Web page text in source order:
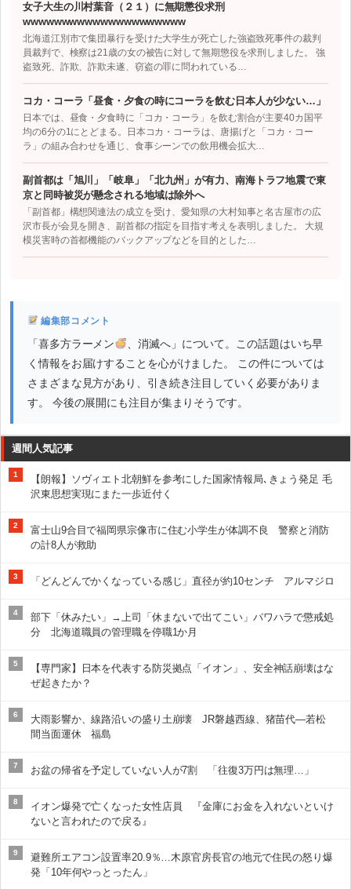
女子大生の川村葉音（２１）に無期懲役求刑
wwwwwwwwwwwwwwwwwwwww
北海道江別市で集団暴行を受けた大学生が死亡した強盗致死事件の裁判
員裁判で、検察は21歳の女の被告に対して無期懲役を求刑しました。 強
盗致死、詐欺、詐欺未遂、窃盗の罪に問われている…
コカ・コーラ「昼食・夕食の時にコーラを飲む日本人が少ない…」
日本では、昼食・夕食時に「コカ・コーラ」を飲む割合が主要40カ国平
均の6分の1にとどまる。日本コカ・コーラは、唐揚げと「コカ・コー
ラ」の組み合わせを通じ、食事シーンでの飲用機会拡大…
副首都は「旭川」「岐阜」「北九州」が有力、南海トラフ地震で東
京と同時被災が懸念される地域は除外へ
「副首都」構想関連法の成立を受け、愛知県の大村知事と名古屋市の広
沢市長が会見を開き、副首都の指定を目指す考えを表明しました。 大規
模災害時の首都機能のバックアップなどを目的とした…
編集部コメント
「喜多方ラーメン
、消滅へ」について。この話題はいち早
く情報をお届けすることを心がけました。 この件については
さまざまな見方があり、引き続き注目していく必要がありま
す。 今後の展開にも注目が集まりそうです。
週間人気記事
1
【朗報】ソヴィエト北朝鮮を参考にした国家情報局､きょう発足 毛
沢東思想実現にまた一歩近付く
2
富士山9合目で福岡県宗像市に住む小学生が体調不良 警察と消防
の計8人が救助
3 「どんどんでかくなっている感じ」直径が約10センチ アルマジロ
4
部下「休みたい」→上司「休まないで出てこい」パワハラで懲戒処
分 北海道職員の管理職を停職1か月
5
【専門家】日本を代表する防災拠点「イオン」、安全神話崩壊はな
ぜ起きたか？
6
大雨影響か、線路沿いの盛り土崩壊 JR磐越西線、猪苗代―若松
間当面運休 福島
7 お盆の帰省を予定していない人が7割 「往復3万円は無理…」
8
イオン爆発で亡くなった女性店員 『金庫にお金を入れないといけ
ないと言われたので戻る』
9
避難所エアコン設置率20.9％…木原官房長官の地元で住民の怒り爆
発「10年何やっとったん」